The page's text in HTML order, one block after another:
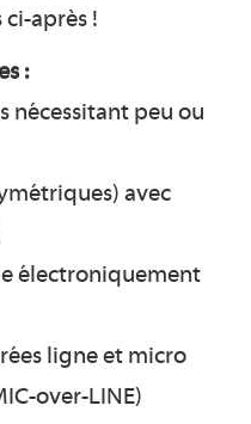
après !
:
nécessitant peu ou
avec
électroniquement
ligne et micro
over-LINE)